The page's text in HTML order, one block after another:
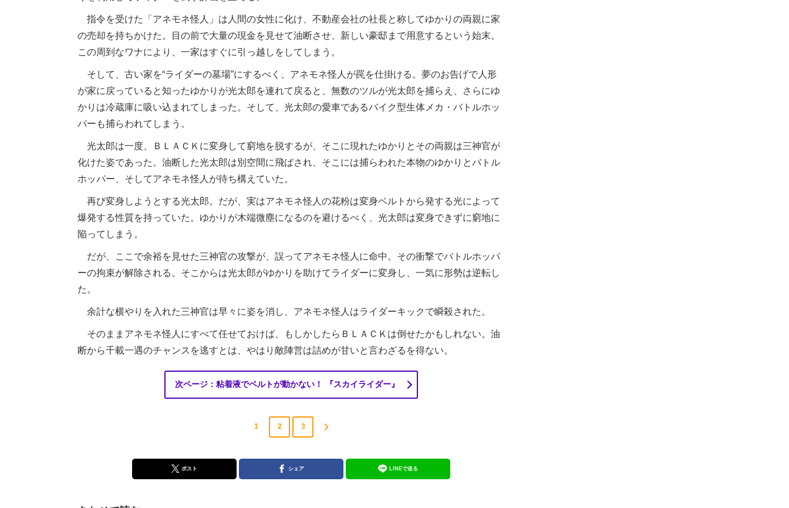
指令を受けた「アネモネ怪人」は人間の女性に化け、不動産会社の社長と称してゆかりの両親に家
の売却を持ちかけた。目の前で大量の現金を見せて油断させ、新しい豪邸まで用意するという始末。
この周到なワナにより、一家はすぐに引っ越しをしてしまう。
そして、古い家を“ライダーの墓場”にするべく、アネモネ怪人が罠を仕掛ける。夢のお告げで人形
が家に戻っていると知ったゆかりが光太郎を連れて戻ると、無数のツルが光太郎を捕らえ、さらにゆ
かりは冷蔵庫に吸い込まれてしまった。そして、光太郎の愛車であるバイク型生体メカ・バトルホッ
パーも捕らわれてしまう。
光太郎は一度、ＢＬＡＣＫに変身して窮地を脱するが、そこに現れたゆかりとその両親は三神官が
化けた姿であった。油断した光太郎は別空間に飛ばされ、そこには捕らわれた本物のゆかりとバトル
ホッパー、そしてアネモネ怪人が待ち構えていた。
再び変身しようとする光太郎。だが、実はアネモネ怪人の花粉は変身ベルトから発する光によって
爆発する性質を持っていた。ゆかりが木端微塵になるのを避けるべく、光太郎は変身できずに窮地に
陥ってしまう。
だが、ここで余裕を見せた三神官の攻撃が、誤ってアネモネ怪人に命中。その衝撃でバトルホッパ
ーの拘束が解除される。そこからは光太郎がゆかりを助けてライダーに変身し、一気に形勢は逆転し
た。
余計な横やりを入れた三神官は早々に姿を消し、アネモネ怪人はライダーキックで瞬殺された。
そのままアネモネ怪人にすべて任せておけば、もしかしたらＢＬＡＣＫは倒せたかもしれない。油
断から千載一遇のチャンスを逃すとは、やはり敵陣営は詰めが甘いと言わざるを得ない。
次ページ：粘着液でベルトが動かない！ 『スカイライダー』
1 2 3
ポスト シェア LINEで送る